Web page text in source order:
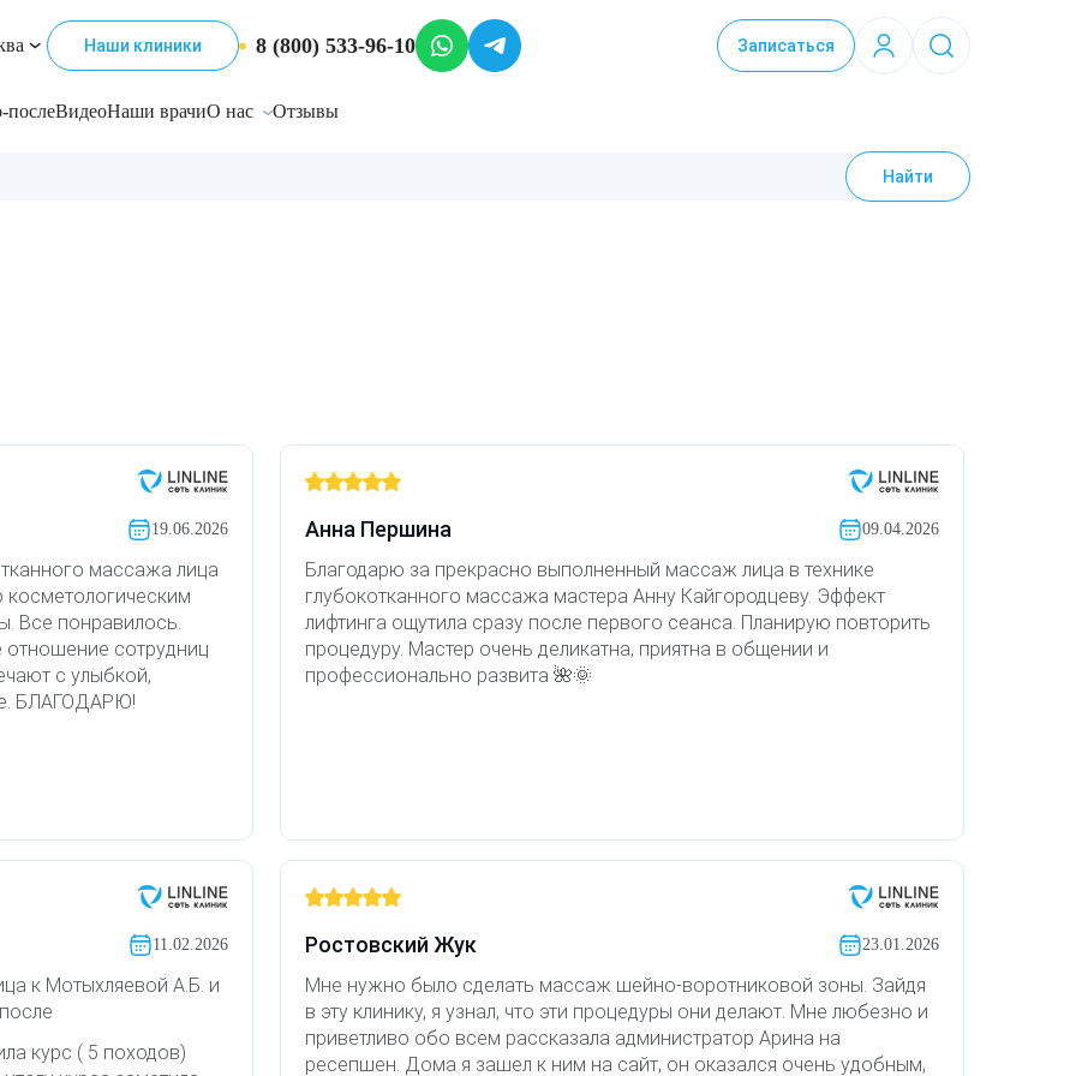
Наши клиники 8 (800) 533-96-10 Записаться
послеВидеоНаши врачиО нас Отзывы
Найти
19.06.2026
массажа лица
Все понравилось.
сотрудниц
с улыбкой,
БЛАГОДАРЮ!
Анна Першина 09.04.2026
Благодарю за прекрасно выполненный массаж лица в технике
глубокотканного массажа мастера Анну Кайгородцеву. Эффект
лифтинга ощутила сразу после первого сеанса. Планирую повторить
процедуру. Мастер очень деликатна, приятна в общении и
профессионально развита 🌺🌞
11.02.2026
к Мотыхляевой А.Б. и
курс ( 5 походов)
Ростовский Жук 23.01.2026
Мне нужно было сделать массаж шейно-воротниковой зоны. Зайдя
в эту клинику, я узнал, что эти процедуры они делают. Мне любезно и
приветливо обо всем рассказала администратор Арина на
ресепшен. Дома я зашел к ним на сайт, он оказался очень удобным,